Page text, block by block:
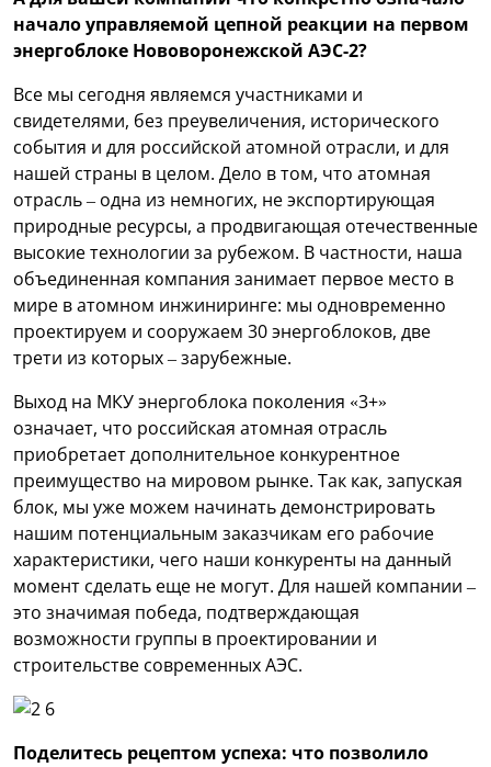
начало управляемой цепной реакции на первом
энергоблоке Нововоронежской АЭС-2?
Все мы сегодня являемся участниками и
свидетелями, без преувеличения, исторического
события и для российской атомной отрасли, и для
нашей страны в целом. Дело в том, что атомная
отрасль – одна из немногих, не экспортирующая
природные ресурсы, а продвигающая отечественные
высокие технологии за рубежом. В частности, наша
объединенная компания занимает первое место в
мире в атомном инжиниринге: мы одновременно
проектируем и сооружаем 30 энергоблоков, две
трети из которых – зарубежные.
Выход на МКУ энергоблока поколения «3+»
означает, что российская атомная отрасль
приобретает дополнительное конкурентное
преимущество на мировом рынке. Так как, запуская
блок, мы уже можем начинать демонстрировать
нашим потенциальным заказчикам его рабочие
характеристики, чего наши конкуренты на данный
момент сделать еще не могут. Для нашей компании –
это значимая победа, подтверждающая
возможности группы в проектировании и
строительстве современных АЭС.
Поделитесь рецептом успеха: что позволило